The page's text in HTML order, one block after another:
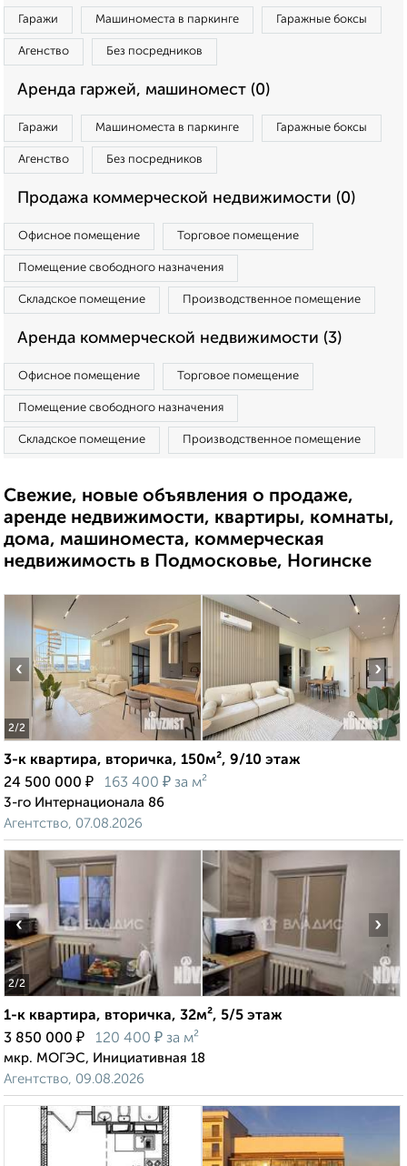
Гаражи Машиноместа в паркинге Гаражные боксы
Агенство Без посредников
Аренда гаржей, машиномест (0)
Гаражи Машиноместа в паркинге Гаражные боксы
Агенство Без посредников
Продажа коммерческой недвижимости (0)
Офисное помещение Торговое помещение
Помещение свободного назначения
Складское помещение Производственное помещение
Аренда коммерческой недвижимости (3)
Офисное помещение Торговое помещение
Помещение свободного назначения
Складское помещение Производственное помещение
Свежие, новые объявления о продаже,
аренде недвижимости, квартиры, комнаты,
дома, машиноместа, коммерческая
недвижимость в Подмосковье, Ногинске
2/2
‹ ›
3-к квартира, вторичка, 150м², 9/10 этаж
24 500 000 ₽ 163 400 ₽ за м²
3-го Интернационала 86
Агентство, 07.08.2026
2/2
‹ ›
1-к квартира, вторичка, 32м², 5/5 этаж
3 850 000 ₽ 120 400 ₽ за м²
мкр. МОГЭС, Инициативная 18
Агентство, 09.08.2026